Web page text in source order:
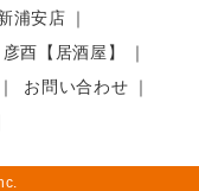
浦安店
酉【居酒屋】
お問い合わせ